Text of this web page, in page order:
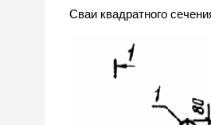
Сваи квадратного